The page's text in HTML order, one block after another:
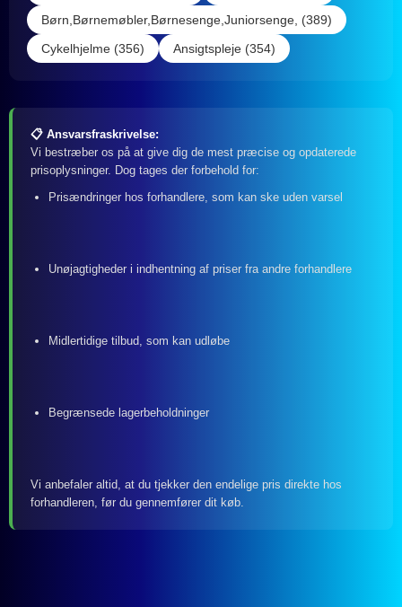
Børn,Børnemøbler,Børnesenge,Juniorsenge, (389)
Cykelhjelme (356)
Ansigtspleje (354)
📋 Ansvarsfraskrivelse:
Vi bestræber os på at give dig de mest præcise og opdaterede
prisoplysninger. Dog tages der forbehold for:
Prisændringer hos forhandlere, som kan ske uden varsel
Unøjagtigheder i indhentning af priser fra andre forhandlere
Midlertidige tilbud, som kan udløbe
Begrænsede lagerbeholdninger
Vi anbefaler altid, at du tjekker den endelige pris direkte hos
forhandleren, før du gennemfører dit køb.